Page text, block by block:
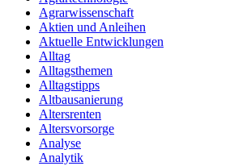
Agrarwissenschaft
Aktien und Anleihen
Aktuelle Entwicklungen
Alltag
Alltagsthemen
Alltagstipps
Altbausanierung
Altersrenten
Altersvorsorge
Analyse
Analytik